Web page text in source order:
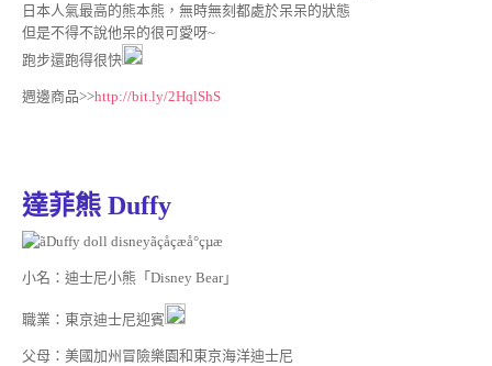
日本人氣最高的熊本熊，無時無刻都處於呆呆的狀態
但是不得不說他呆的很可愛呀~
跑步還跑得很快
週邊商品>>http://bit.ly/2HqlShS
達菲熊 Duffy
小名：迪士尼小熊「Disney Bear」
職業：東京迪士尼迎賓
父母：美國加州冒險樂園和東京海洋迪士尼